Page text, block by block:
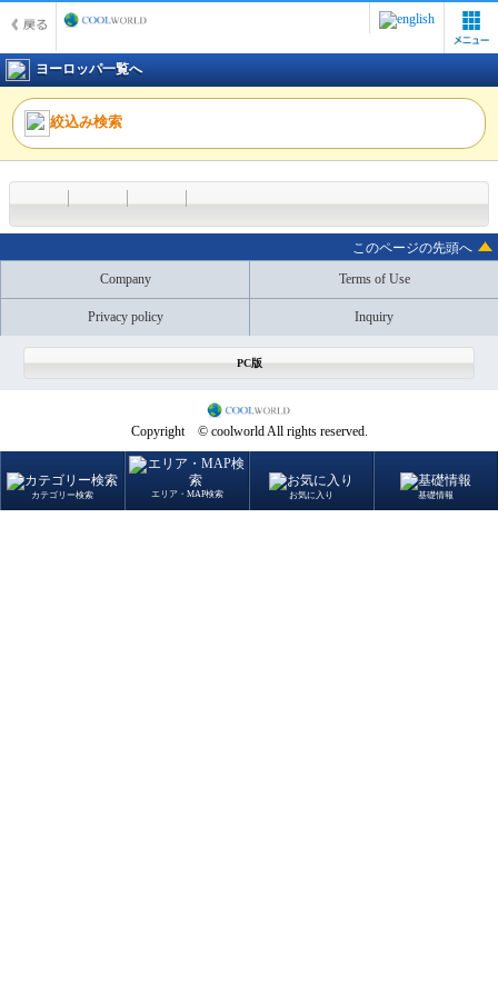
ヨーロッパ一覧へ
絞込み検索
このページの先頭へ
Company Terms of Use
Privacy policy Inquiry
PC版
Copyright © coolworld All rights reserved.
カテゴリー検索 エリア・MAP検索 お気に入り 基礎情報